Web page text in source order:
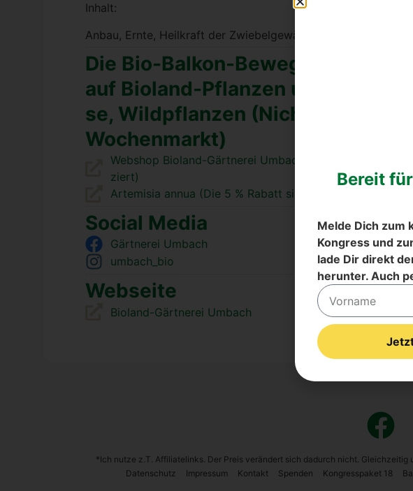
Inhalt:
Anbau, Ern­te, Heil­kraft der Zwie­bel­ge­wäch­se (Knob­lauch,
Die Bio-Bal­kon-Bewe­gung erhält
auf Bio­land-Pflan­zen und
se, Wild­pflan­zen (Nicht auf dem
Wochen­markt)
Web­shop Bio­land-Gärt­ne­rei Umbach (Die 5 % Rabatt
ziert)
Arte­mi­sia annua (Die 5 % Rabatt sind im Waren­korb
Social Media
Gärt­ne­rei Umbach
umbach_bio
Web­sei­te
Bio­land-Gärt­ne­rei Umbach
*Ich nutze z.T. Affiliatelinks. Der Preis verändert sich dadurch nicht. Gleichzeitig
Daten­schutz
Impres­sum Kon­takt Spen­den Kon­gress­pa­ket 18
Bereit
Melde Dich zum
Kongress und
lade Dir direkt
herunter. Auch